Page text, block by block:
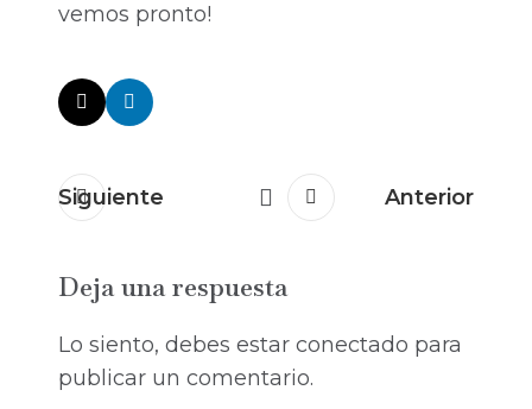
vemos pronto!
Siguiente Anterior
Deja una respuesta
Lo siento, debes estar conectado para
publicar un comentario.